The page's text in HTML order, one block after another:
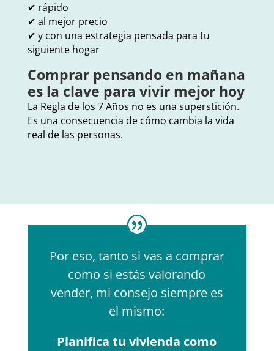
✔ rápido
✔ al mejor precio
✔ y con una estrategia pensada para tu
siguiente hogar
Comprar pensando en mañana
es la clave para vivir mejor hoy
La Regla de los 7 Años no es una superstición.
Es una consecuencia de cómo cambia la vida
real de las personas.
Por eso, tanto si vas a comprar
como si estás valorando
vender, mi consejo siempre es
el mismo:
Planifica tu vivienda como